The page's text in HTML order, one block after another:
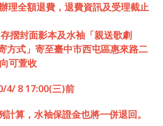
理全額退費，退費資訊及受理截止
摺封面影本及水袖「親送歌劇
方式」寄至臺中市西屯區惠來路二
可萱收
4/ 8 17:00(三)前
算，水袖保證金也將一併退回。